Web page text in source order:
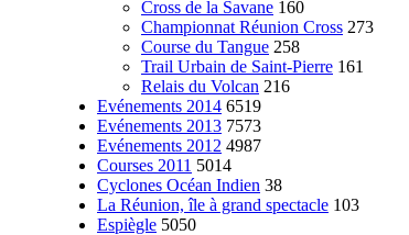
Cross de la Savane 160
Championnat Réunion Cross 273
Course du Tangue 258
Trail Urbain de Saint-Pierre 161
Relais du Volcan 216
Evénements 2014 6519
Evénements 2013 7573
Evénements 2012 4987
Courses 2011 5014
Cyclones Océan Indien 38
La Réunion, île à grand spectacle 103
Espiègle 5050